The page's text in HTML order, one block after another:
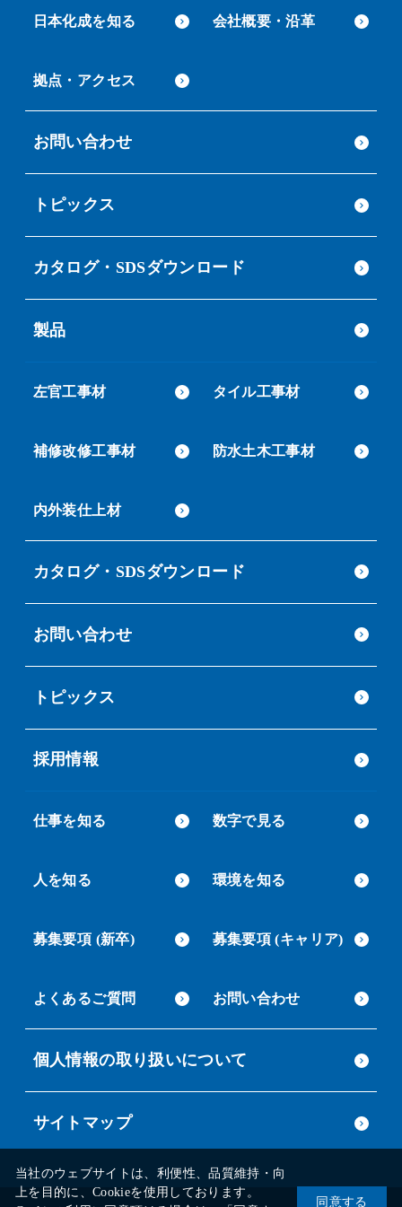
日本化成を知る 会社概要・沿革
拠点・アクセス
お問い合わせ
トピックス
カタログ・SDSダウンロード
製品
左官工事材 タイル工事材
補修改修工事材 防水土木工事材
内外装仕上材
カタログ・SDSダウンロード
お問い合わせ
トピックス
採用情報
仕事を知る 数字で見る
人を知る 環境を知る
募集要項 (新卒) 募集要項 (キャリア)
よくあるご質問 お問い合わせ
個人情報の取り扱いについて
サイトマップ
当社のウェブサイトは、利便性、品質維持・向
上を目的に、Cookieを使用しております。
同意する